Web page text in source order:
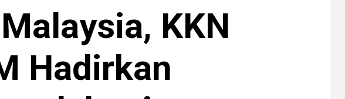
KKN
Hadirkan